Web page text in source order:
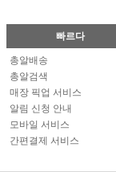
빠르다
총알배송
총알검색
매장 픽업 서비스
알림 신청 안내
모바일 서비스
간편결제 서비스